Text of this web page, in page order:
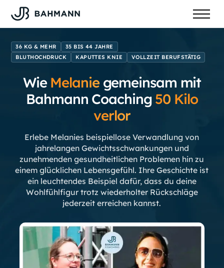
36 KG & MEHR
35 BIS 44 JAHRE
BLUTHOCHDRUCK
KAPUTTES KNIE VOLLZEIT BERUFSTÄTIG
Wie Melaniegemeinsam mit
Bahmann Coaching 50 Kilo
verlor
Erlebe Melanies beispiellose Verwandlung von
jahrelangen Gewichtsschwankungen und
zunehmenden gesundheitlichen Problemen hin zu
einem glücklichen Lebensgefühl. Ihre Geschichte ist
ein leuchtendes Beispiel dafür, dass du deine
Wohlfühlfigur trotz wiederholter Rückschläge
jederzeit erreichen kannst.